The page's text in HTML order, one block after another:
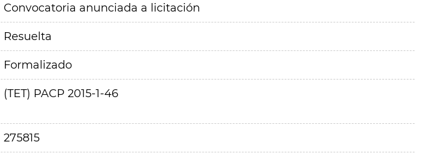
Convocatoria anunciada a licitación
Resuelta
Formalizado
(TET) PACP 2015-1-46
275815